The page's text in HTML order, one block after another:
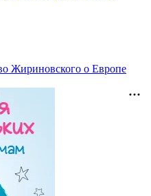
Жириновского о Европе